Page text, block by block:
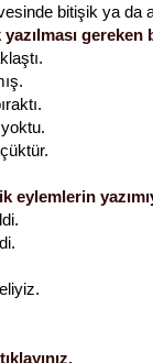
bitişik ya da
eylemlerin yazımı